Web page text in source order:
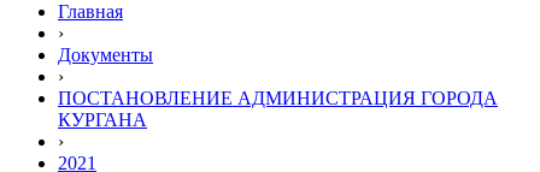
Главная
›
Документы
›
ПОСТАНОВЛЕНИЕ АДМИНИСТРАЦИЯ ГОРОДА
КУРГАНА
›
2021